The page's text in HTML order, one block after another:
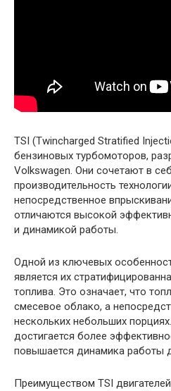
TSI (Twincharged Stratified
бензиновых турбомоторов,
Volkswagen. Они сочетают в
производительность
непосредственное
отличаются высокой
и динамикой работы.
Одной из ключевых
является их
топлива. Это означает, что
смесевое облако, а
нескольких небольших
достигается более
повышается динамика работы
Преимуществом TSI